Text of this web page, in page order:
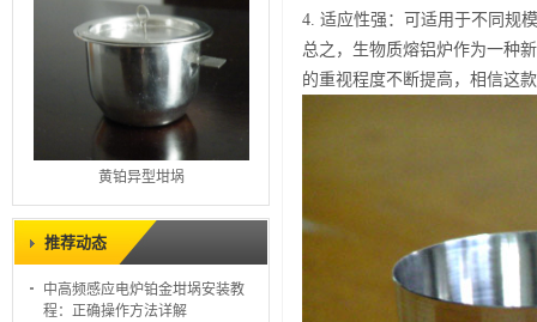
黄铂异型坩埚
推荐动态
中高频感应电炉铂金坩埚安装教
程：正确操作方法详解
4. 适应性强：可适用于不同规
总之，生物质熔铝炉作为一种
的重视程度不断提高，相信这